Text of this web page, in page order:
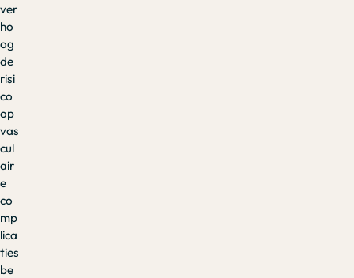
ver
ho
og
de
risi
co
op
vas
cul
air
e
co
mp
lica
ties
be